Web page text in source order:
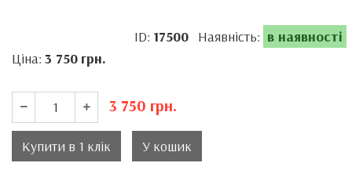
ID: 17500Наявність: в наявності
Ціна: 3 750 грн.
3 750 грн.
Купити в 1 клік У кошик